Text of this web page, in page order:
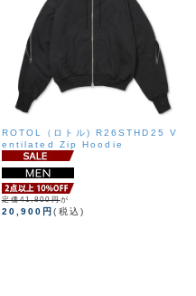
ROTOL（ロトル) R26STHD25 V
entilated Zip Hoodie
定価41,800円が
20,900円(税込)